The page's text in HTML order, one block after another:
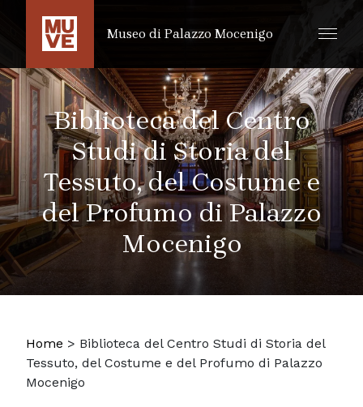
SALTA AL CONTENUTO PRINCIPALE
Museo di Palazzo Mocenigo
Biblioteca del Centro
Studi di Storia del
Tessuto, del Costume e
del Profumo di Palazzo
Mocenigo
Home > Biblioteca del Centro Studi di Storia del
Tessuto, del Costume e del Profumo di Palazzo
Mocenigo